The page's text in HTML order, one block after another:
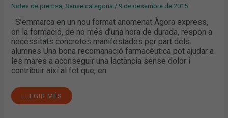
Notes de premsa,Sense categoria / 9 de desembre de 2015
S’emmarca en un nou format anomenat Àgora express,
on la formació, de no més d’una hora de durada, respon a
necessitats concretes manifestades per part dels
alumnes Una bona recomanació farmacèutica pot ajudar a
les mares a aconseguir una lactància sense dolor i
contribuir així al fet que, en
LLEGIR MÉS